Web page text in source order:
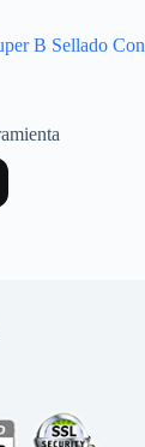
B Sellado Con